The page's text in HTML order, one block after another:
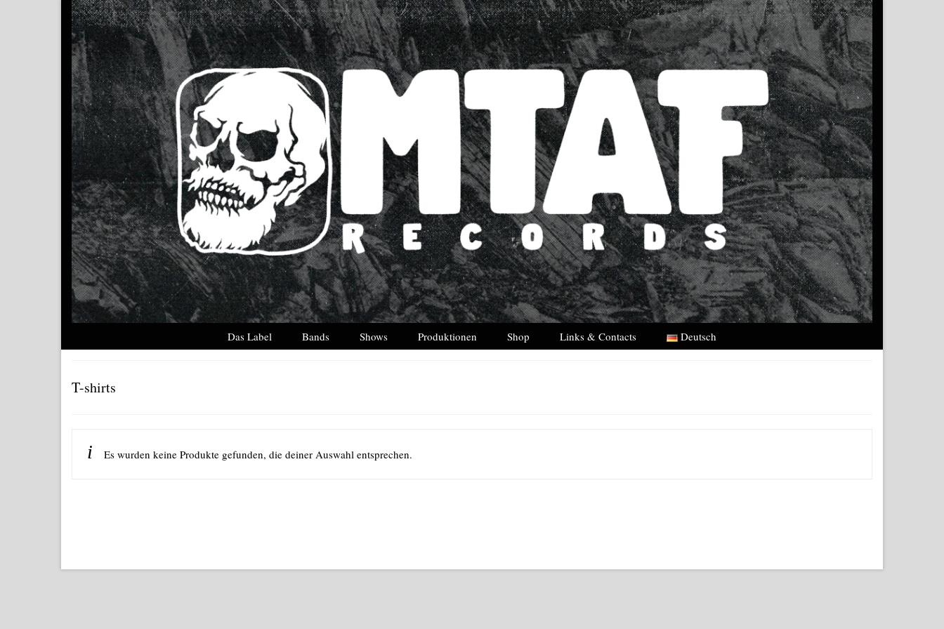
Das Label Bands Shows Produktionen Shop Links & Contacts Deutsch
T-shirts
Es wurden keine Produkte gefunden, die deiner Auswahl entsprechen.